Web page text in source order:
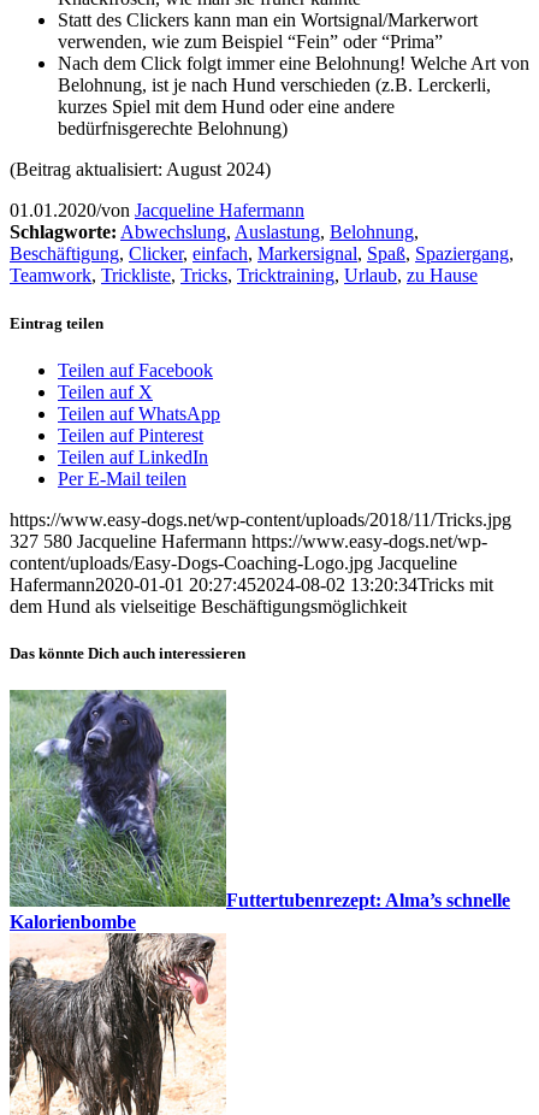
Statt des Clickers kann man ein Wortsignal/Markerwort
verwenden, wie zum Beispiel “Fein” oder “Prima”
Nach dem Click folgt immer eine Belohnung! Welche Art von
Belohnung, ist je nach Hund verschieden (z.B. Lerckerli,
kurzes Spiel mit dem Hund oder eine andere
bedürfnisgerechte Belohnung)
(Beitrag aktualisiert: August 2024)
01.01.2020/von Jacqueline Hafermann
Schlagworte: Abwechslung, Auslastung, Belohnung,
Beschäftigung, Clicker, einfach, Markersignal, Spaß, Spaziergang,
Teamwork, Trickliste, Tricks, Tricktraining, Urlaub, zu Hause
Eintrag teilen
Teilen auf Facebook
Teilen auf X
Teilen auf WhatsApp
Teilen auf Pinterest
Teilen auf LinkedIn
Per E-Mail teilen
https://www.easy-dogs.net/wp-content/uploads/2018/11/Tricks.jpg
327 580 Jacqueline Hafermann https://www.easy-dogs.net/wp-
content/uploads/Easy-Dogs-Coaching-Logo.jpg Jacqueline
Hafermann2020-01-01 20:27:452024-08-02 13:20:34Tricks mit
dem Hund als vielseitige Beschäftigungsmöglichkeit
Das könnte Dich auch interessieren
Futtertubenrezept: Alma’s schnelle
Kalorienbombe